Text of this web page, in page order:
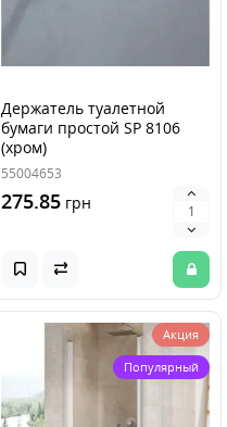
Держатель туалетной
бумаги простой SP 8106
(хром)
55004653
275.85 грн
Акция
Популярный